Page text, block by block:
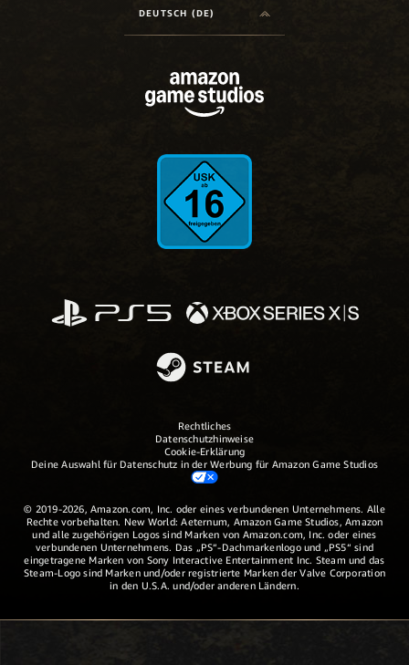
DEUTSCH (DE)
Rechtliches
Datenschutzhinweise
Cookie-Erklärung
Deine Auswahl für Datenschutz in der Werbung für Amazon Game Studios
© 2019-2026, Amazon.com, Inc. oder eines verbundenen Unternehmens. Alle
Rechte vorbehalten. New World: Aeternum, Amazon Game Studios, Amazon
und alle zugehörigen Logos sind Marken von Amazon.com, Inc. oder eines
verbundenen Unternehmens. Das „PS“-Dachmarkenlogo und „PS5“ sind
eingetragene Marken von Sony Interactive Entertainment Inc. Steam und das
Steam-Logo sind Marken und/oder registrierte Marken der Valve Corporation
in den U.S.A. und/oder anderen Ländern.